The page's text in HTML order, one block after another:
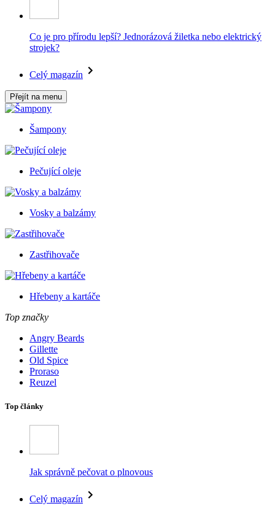
Co je pro přírodu lepší? Jednorázová žiletka nebo elektrický
strojek?
Celý magazín
Přejít na menu
Šampony
Pečující oleje
Vosky a balzámy
Zastřihovače
Hřebeny a kartáče
Top značky
Angry Beards
Gillette
Old Spice
Proraso
Reuzel
Top články
Jak správně pečovat o plnovous
Celý magazín